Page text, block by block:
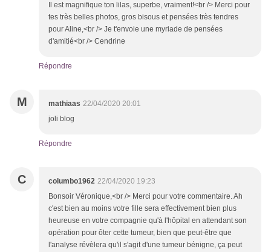
Il est magnifique ton lilas, superbe, vraiment!<br /> Merci pour
tes très belles photos, gros bisous et pensées très tendres
pour Aline,<br /> Je t'envoie une myriade de pensées
d'amitié<br /> Cendrine
Répondre
M mathiaas 22/04/2020 20:01
joli blog
Répondre
C columbo1962 22/04/2020 19:23
Bonsoir Véronique,<br /> Merci pour votre commentaire. Ah
c'est bien au moins votre fille sera effectivement bien plus
heureuse en votre compagnie qu'à l'hôpital en attendant son
opération pour ôter cette tumeur, bien que peut-être que
l'analyse révèlera qu'il s'agit d'une tumeur bénigne, ça peut